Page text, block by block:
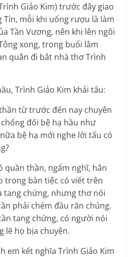
Giảo Kim) trước đây giao
mỗi khi uống rượu là làm
Tần Vương, nên khi lên ngôi
xong, trong buổi lâm
quân đi bắt nhà thơ Trình
Trình Giảo Kim khải tấu:
từ trước đến nay chuyên
đối bệ hạ hầu như
bệ hạ mới nghe lời tấu có
quần thần, ngẩm nghĩ, hắn
trong bàn tiệc có viết trên
tang chứng, nhưng thơ nói
phải chém đầu răn chúng.
tang chứng, có người nói
lẽ họ bịa chuyện.
em kết nghĩa Trình Giảo Kim